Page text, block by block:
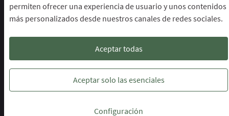
permiten ofrecer una experiencia de usuario y unos contenidos
más personalizados desde nuestros canales de redes sociales.
Aceptar todas
Aceptar solo las esenciales
Configuración
Escuela de Participación Ciudadana
Área de Participación Ciudadana
Descargar ficheros de datos abiertos
Configuración de cookies
Escuela de Participación Ciudadana en
Escuela de Participación
Escuela de Participación